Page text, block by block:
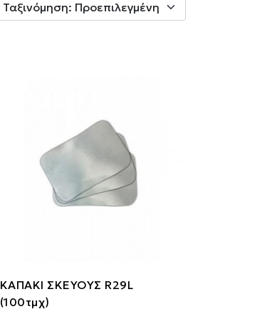
ΚΑΠΑΚΙ ΣΚΕΥΟΥΣ R29L
(100τμχ)